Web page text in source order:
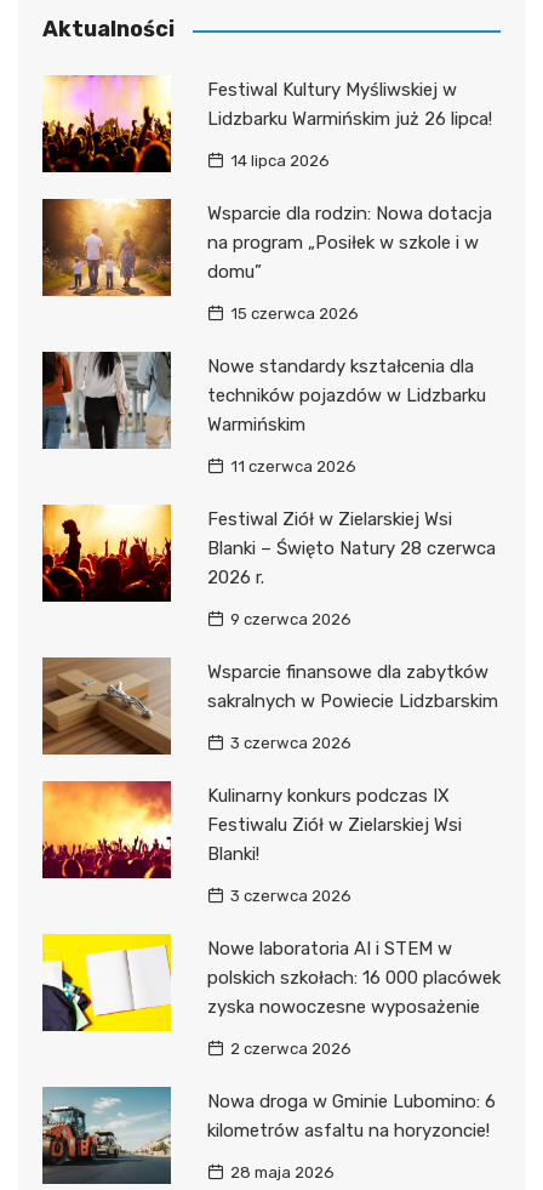
Aktualności
Festiwal Kultury Myśliwskiej w
Lidzbarku Warmińskim już 26 lipca!
14 lipca 2026
Wsparcie dla rodzin: Nowa dotacja
na program „Posiłek w szkole i w
domu”
15 czerwca 2026
Nowe standardy kształcenia dla
techników pojazdów w Lidzbarku
Warmińskim
11 czerwca 2026
Festiwal Ziół w Zielarskiej Wsi
Blanki – Święto Natury 28 czerwca
2026 r.
9 czerwca 2026
Wsparcie finansowe dla zabytków
sakralnych w Powiecie Lidzbarskim
3 czerwca 2026
Kulinarny konkurs podczas IX
Festiwalu Ziół w Zielarskiej Wsi
Blanki!
3 czerwca 2026
Nowe laboratoria AI i STEM w
polskich szkołach: 16 000 placówek
zyska nowoczesne wyposażenie
2 czerwca 2026
Nowa droga w Gminie Lubomino: 6
kilometrów asfaltu na horyzoncie!
28 maja 2026